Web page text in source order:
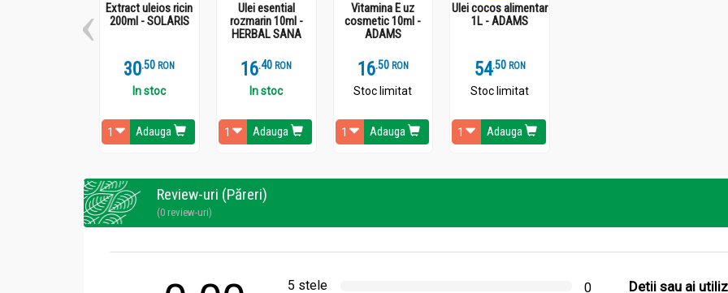
Extract uleios ricin
200ml - SOLARIS
30.5 RON
In stoc
Adauga
Ulei esential
rozmarin 10ml -
HERBAL SANA
16.4 RON
In stoc
Adauga
Vitamina E uz
cosmetic 10ml -
ADAMS
16.5 RON
Stoc limitat
Adauga
Ulei cocos alimentar
1L - ADAMS
54.5 RON
Stoc limitat
Adauga
Review-uri (Păreri)
(0 review-uri)
5 stele
0
Detii sau ai